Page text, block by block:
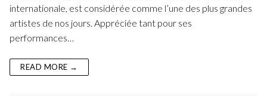
internationale, est considérée comme l’une des plus grandes
artistes de nos jours. Appréciée tant pour ses
performances…
READ MORE →